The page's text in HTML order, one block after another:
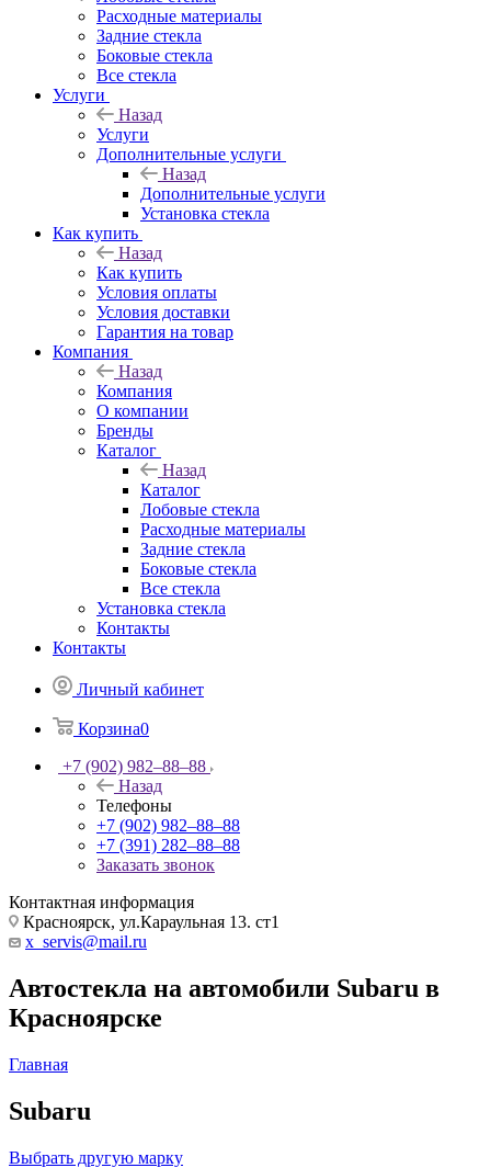
Расходные материалы
Задние стекла
Боковые стекла
Все стекла
Услуги
Назад
Услуги
Дополнительные услуги
Назад
Дополнительные услуги
Установка стекла
Как купить
Назад
Как купить
Условия оплаты
Условия доставки
Гарантия на товар
Компания
Назад
Компания
О компании
Бренды
Каталог
Назад
Каталог
Лобовые стекла
Расходные материалы
Задние стекла
Боковые стекла
Все стекла
Установка стекла
Контакты
Контакты
Личный кабинет
Корзина0
+7 (902) 982‒88‒88
Назад
Телефоны
+7 (902) 982‒88‒88
+7 (391) 282‒88‒88
Заказать звонок
Контактная информация
Красноярск, ул.Караульная 13. ст1
x_servis@mail.ru
Автостекла на автомобили Subaru в
Красноярске
Главная
Subaru
Выбрать другую марку